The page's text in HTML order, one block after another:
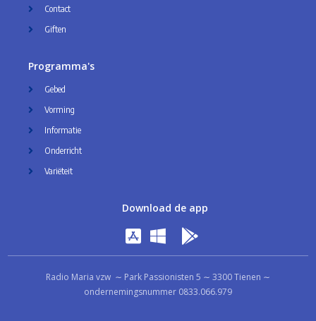
Contact
Giften
Programma's
Gebed
Vorming
Informatie
Onderricht
Variëteit
Download de app
Radio Maria vzw ∼ Park Passionisten 5 ∼ 3300 Tienen ∼
ondernemingsnummer 0833.066.979